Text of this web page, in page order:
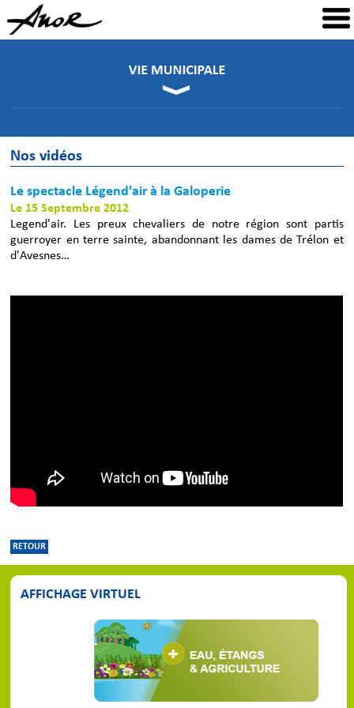
Nos vidéos
Le spectacle Légend'air à la Galoperie
Le 15 Septembre 2012
Legend'air. Les preux chevaliers de notre région sont partis
guerroyer en terre sainte, abandonnant les dames de Trélon et
d'Avesnes…
RETOUR
AFFICHAGE VIRTUEL